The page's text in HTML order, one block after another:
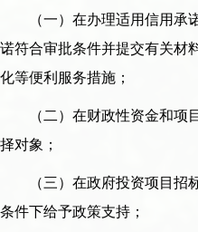
（一）在办理适用信用承诺
诺符合审批条件并提交有关材
化等便利服务措施；
（二）在财政性资金和项目
择对象；
（三）在政府投资项目招标
条件下给予政策支持；